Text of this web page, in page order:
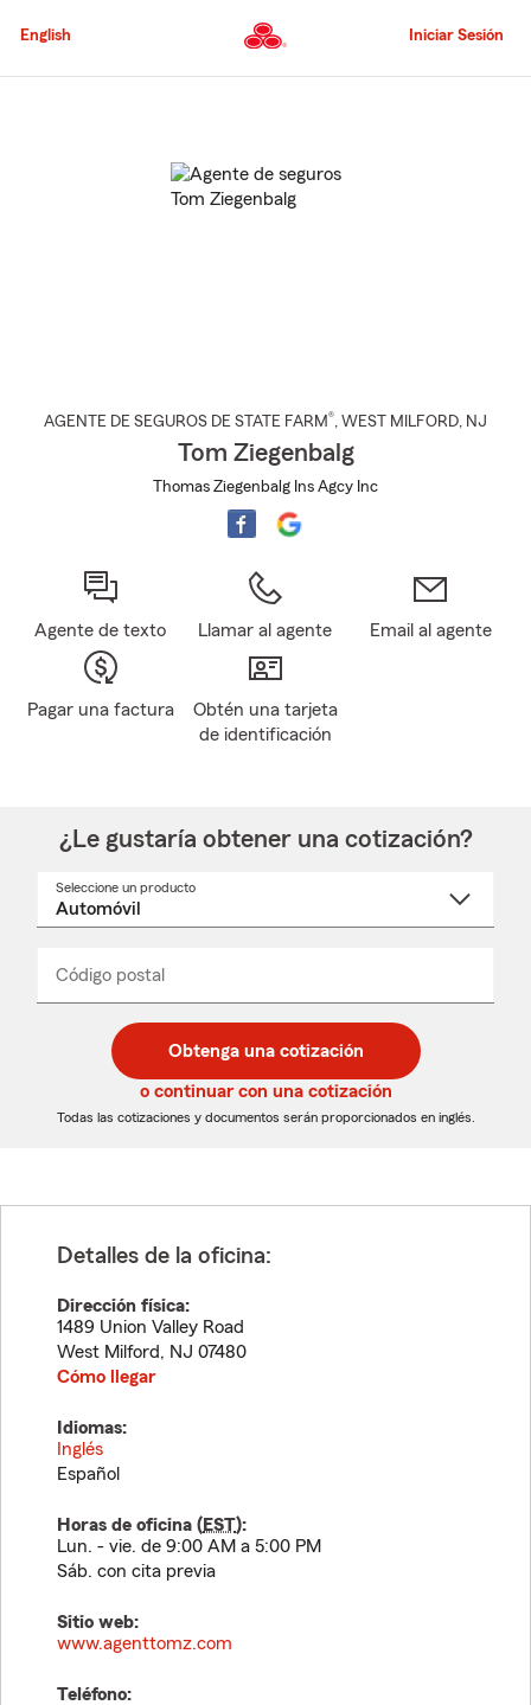
al
principal
English Iniciar Sesión
AGENTE DE SEGUROS DE STATE FARM®, WEST MILFORD, NJ
Tom Ziegenbalg
Thomas Ziegenbalg Ins Agcy Inc
Agente de texto Llamar al agente Email al agente
Pagar una factura
Obtén una tarjeta
de identificación
¿Le gustaría obtener una cotización?
Seleccione un producto
desplegable
Código postal
de
5
dígitos
de
5
dígitos
_____
Obtenga una cotización
o continuar con una cotización
Todas las cotizaciones y documentos serán proporcionados en inglés.
Detalles de la oficina:
Dirección física:
1489 Union Valley Road
West Milford, NJ 07480
Cómo llegar
Idiomas:
Inglés
Español
Horas de oficina (EST):
Lun. - vie. de 9:00 AM a 5:00 PM
Sáb. con cita previa
Sitio web:
www.agenttomz.com
Teléfono: